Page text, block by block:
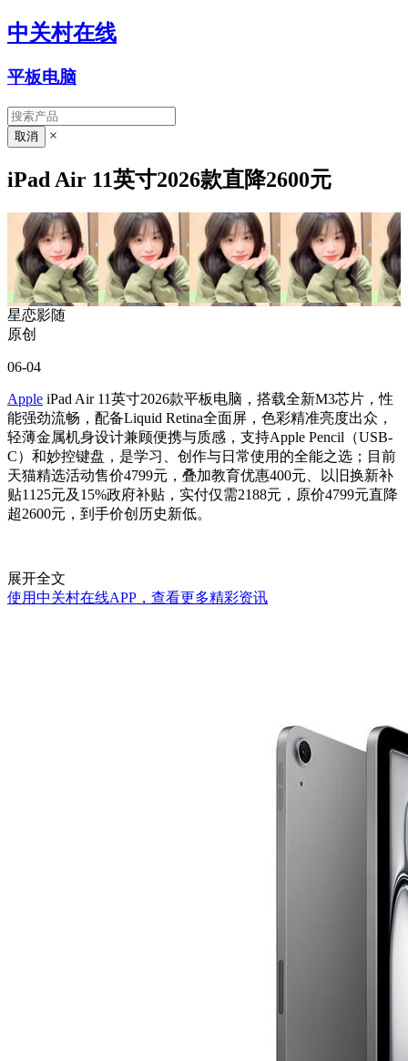
中关村在线
平板电脑
×
iPad Air 11英寸2026款直降2600元
星恋影随
原创
06-04
Apple iPad Air 11英寸2026款平板电脑，搭载全新M3芯片，性
能强劲流畅，配备Liquid Retina全面屏，色彩精准亮度出众，
轻薄金属机身设计兼顾便携与质感，支持Apple Pencil（USB-
C）和妙控键盘，是学习、创作与日常使用的全能之选；目前
天猫精选活动售价4799元，叠加教育优惠400元、以旧换新补
贴1125元及15%政府补贴，实付仅需2188元，原价4799元直降
超2600元，到手价创历史新低。
展开全文
使用中关村在线APP，查看更多精彩资讯